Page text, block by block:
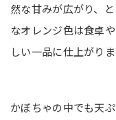
然な甘みが広がり、
なオレンジ色は食卓
しい一品に仕上がりま
かぼちゃの中でも天